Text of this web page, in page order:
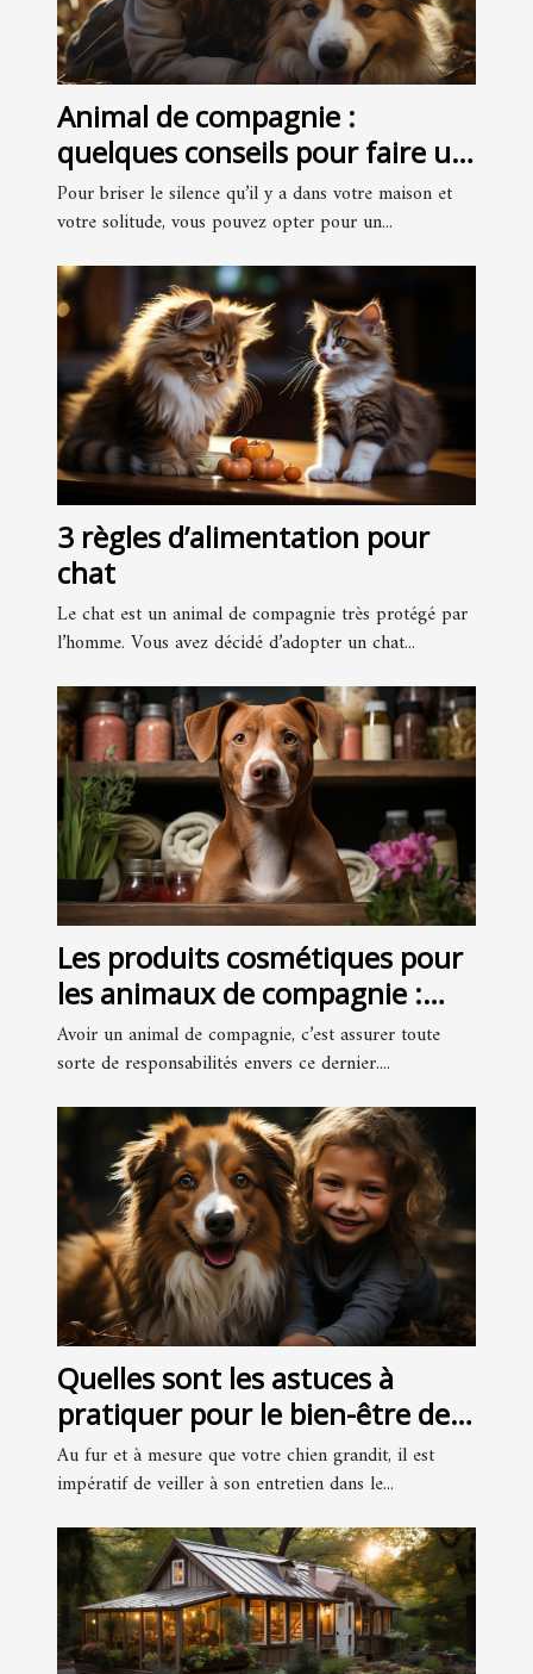
Animal de compagnie :
quelques conseils pour faire un
bon choix
Pour briser le silence qu’il y a dans votre maison et
votre solitude, vous pouvez opter pour un...
3 règles d’alimentation pour
chat
Le chat est un animal de compagnie très protégé par
l’homme. Vous avez décidé d’adopter un chat...
Les produits cosmétiques pour
les animaux de compagnie :
pourquoi et comment les
choisir ?
Avoir un animal de compagnie, c’est assurer toute
sorte de responsabilités envers ce dernier....
Quelles sont les astuces à
pratiquer pour le bien-être de
son chien ?
Au fur et à mesure que votre chien grandit, il est
impératif de veiller à son entretien dans le...